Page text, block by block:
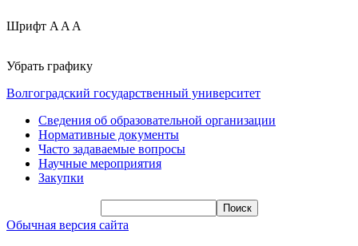
Шрифт A A A
Убрать графику
Волгоградский государственный университет
Сведения об образовательной организации
Нормативные документы
Часто задаваемые вопросы
Научные мероприятия
Закупки
Обычная версия сайта